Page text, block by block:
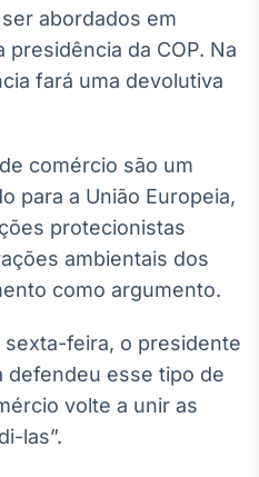
abordados em
da COP. Na
fará uma devolutiva
comércio são um
para a União Europeia,
protecionistas
ambientais dos
como argumento.
sexta-feira, o presidente
defendeu esse tipo de
volte a unir as
las”.